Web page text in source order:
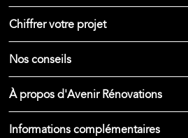
Chiffrer votre projet
Nos conseils
À propos d'Avenir Rénovations
Informations complémentaires